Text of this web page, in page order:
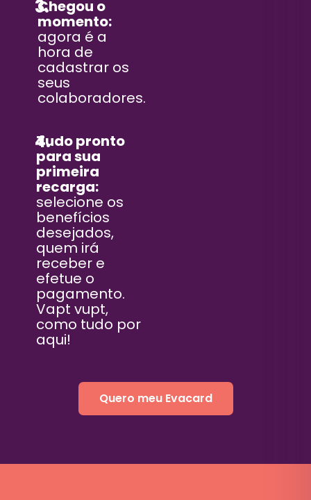
3.
Chegou o
momento:
agora é a
hora de
cadastrar os
seus
colaboradores.
4.
Tudo pronto
para sua
primeira
recarga:
selecione os
benefícios
desejados,
quem irá
receber e
efetue o
pagamento.
Vapt vupt,
como tudo por
aqui!
Quero meu Evacard